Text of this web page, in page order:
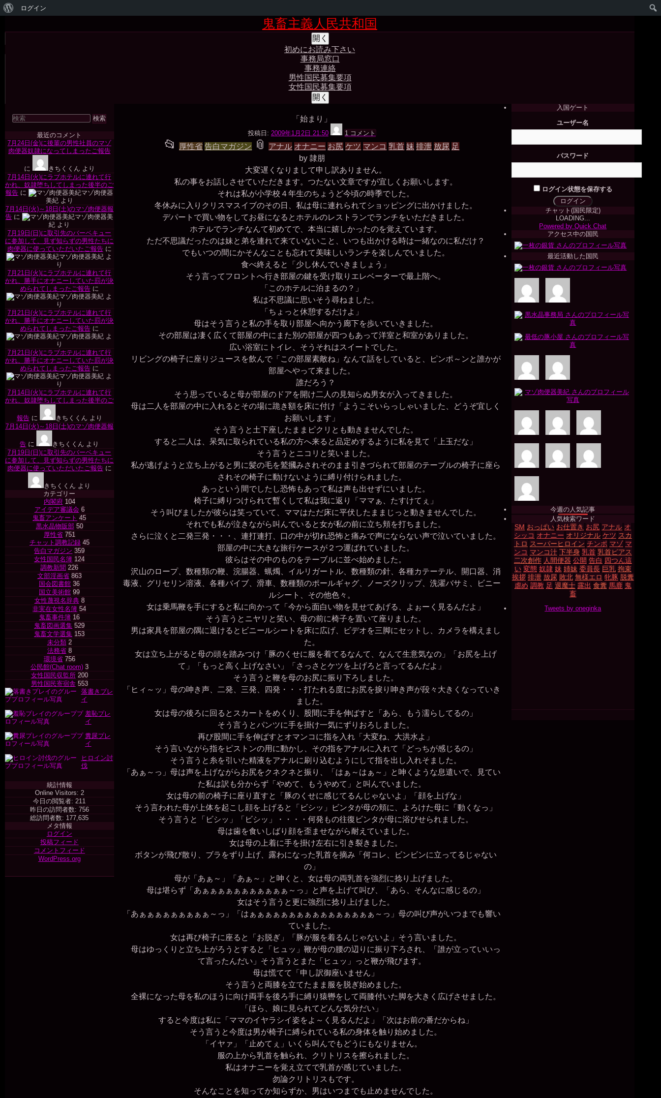
WordPress
ログイン
コ
ン
ン
ツ
へ
ス
キ
鬼畜主義人民共和国
Shrunk
Expand
イ
ン
シ
開く
初めにお読み下さい
事務局窓口
事務連絡
男性国民募集要項
女性国民募集要項
開く
「始まり」
投稿日: 2009年1月2日 21:50
朋1 コメント
📂 投
グ
ル
ー
プ
厚性省 告白マガジン 📎 タ
アナル オナニー お尻 ケツ マンコ 乳首 妹 排泄 放尿 足
by 隷朋
大変遅くなりまして申し訳ありません。
私の事をお話しさせていただきます。つたない文章ですが宜しくお願いします。
それは私が小学校４年生のちょうど今頃の時季でした。
冬休みに入りクリスマスイブのその日、私は母に連れられてショッピングに出かけました。
デパートで買い物をしてお昼になるとホテルのレストランでランチをいただきました。
ホテルでランチなんて初めてで、本当に嬉しかったのを覚えています。
ただ不思議だったのは妹と弟を連れて来ていないこと、いつも出かける時は一緒なのに私だけ？
でもいつの間にかそんなことも忘れて美味しいランチを楽しんでいました。
食べ終えると「少し休んでいきましょう」
そう言ってフロントへ行き部屋の鍵を受け取りエレベーターで最上階へ。
「このホテルに泊まるの？」
私は不思議に思いそう尋ねました。
「ちょっと休憩するだけよ」
母はそう言うと私の手を取り部屋へ向かう廊下を歩いていきました。
その部屋は凄く広くて部屋の中にまた別の部屋が四つもあって洋室と和室がありました。
広い浴室にトイレ、そうそれはスイートでした。
リビングの椅子に座りジュースを飲んで「この部屋素敵ね」なんて話をしていると、ピンポ～ンと誰かが
部屋へやって来ました。
誰だろう？
そう思っていると母が部屋のドアを開け二人の見知らぬ男女が入ってきました。
母は二人を部屋の中に入れるとその場に跪き額を床に付け「ようこそいらっしゃいました、どうぞ宜しく
お願いします」
そう言うと土下座したままピクリとも動きませんでした。
すると二人は、呆気に取られている私の方へ来ると品定めするように私を見て「上玉だな」
そう言うとニコリと笑いました。
私が逃げようと立ち上がると男に髪の毛を鷲摑みされそのまま引きづられて部屋のテーブルの椅子に座ら
されその椅子に動けないように縛り付けられました。
あっという間でしたし恐怖もあって私は声も出せずにいました。
椅子に縛りつけられて暫くして私は我に返り「ママぁ、たすけてぇ」
そう叫びましたが彼らは笑っていて、ママはただ床に平伏したままじっと動きませんでした。
それでも私が泣きながら叫んでいると女が私の前に立ち頬を打ちました。
さらに泣くと二発三発・・・、連打連打、口の中が切れ恐怖と痛みで声にならない声で泣いていました。
部屋の中に大きな旅行ケースが２つ運ばれていました。
彼らはその中のものをテーブルに並べ始めました。
沢山のロープ、数種類の鞭、浣腸器、蝋燭、イルリガートル、数種類の針、各種カテーテル、開口器、消
毒液、グリセリン溶液、各種バイブ、滑車、数種類のポールギャグ、ノーズクリップ、洗濯バサミ、ビニー
ルシート、その他色々。
女は乗馬鞭を手にすると私に向かって「今から面白い物を見せてあげる、よぉーく見るんだよ」
そう言うとニヤリと笑い、母の前に椅子を置いて座りました。
男は家具を部屋の隅に退けるとビニールシートを床に広げ、ビデオを三脚にセットし、カメラを構えまし
た。
女は立ち上がると母の頭を踏みつけ「豚のくせに服を着てるなんて、なんて生意気なの」「お尻を上げ
て」「もっと高く上げなさい」「さっさとケツを上げろと言ってるんだよ」
そう言うと鞭を母のお尻に振り下ろしました。
「ヒィ～ッ」母の呻き声、二発、三発、四発・・・打たれる度にお尻を捩り呻き声が段々大きくなっていき
ました。
女は母の後ろに回るとスカートをめくり、股間に手を伸ばすと「あら、もう濡らしてるの」
そう言うとパンツに手を掛け一気にずりおろしました。
再び股間に手を伸ばすとオマンコに指を入れ「大変ね、大洪水よ」
そう言いながら指をピストンの用に動かし、その指をアナルに入れて「どっちが感じるの」
そう言うと糸を引いた精液をアナルに刷り込むようにして指を出し入れそました。
「あぁ～っ」母は声を上げながらお尻をクネクネと振り、「はぁ～はぁ～」と呻くような息遣いで、見てい
た私は訳も分からず「やめて、もうやめて」と叫んでいました。
女は母の前の椅子に座り直すと「豚のくせに感じてるんじゃないよ」「顔を上げな」
そう言われた母が上体を起こし顔を上げると「ビシッ」ビンタが母の頬に、よろけた母に「動くなっ」
そう言うと「ビシッ」「ビシッ」・・・・何発もの往復ビンタが母に浴びせられました。
母は歯を食いしばり顔を歪ませながら耐えていました。
女は母の上着に手を掛け左右に引き裂きました。
ボタンが飛び散り、ブラをずり上げ、露わになった乳首を摘み「何コレ、ビンビンに立ってるじゃない
の」
母が「あぁ～」「あぁ～」と呻くと、女は母の両乳首を強烈に捻り上げました。
母は堪らず「あぁぁぁぁぁぁぁぁぁぁぁ～っ」と声を上げて叫び、「あら、そんなに感じるの」
女はそう言うと更に強烈に捻り上げました。
「あぁぁぁぁぁぁぁぁぁ～っ」「はぁぁぁぁぁぁぁぁぁぁぁぁぁぁぁぁ～っ」母の叫び声がいつまでも響い
ていました。
女は再び椅子に座ると「お脱ぎ」「豚が服を着るんじゃないよ」そう言いました。
母はゆっくりと立ち上がろうとすると「ヒュッ」鞭が母の腰の辺りに振り下ろされ、「誰が立っていいっ
て言ったんだい」そう言うとまた「ヒュッ」っと鞭が飛びます。
母は慌てて「申し訳御座いません」
そう言うと両膝を立てたまま服を脱ぎ始めました。
全裸になった母を私のほうに向け両手を後ろ手に縛り猿轡をして両膝付いた脚を大きく広げさせました。
「ほら、娘に見られてどんな気分だい」
すると今度は私に「ママのイヤラシイ姿をよ～く見るんだよ」「次はお前の番だからね」
そう言うと今度は男が椅子に縛られている私の身体を触り始めました。
「イヤァ」「止めてぇ」いくら叫んでもどうにもなりません。
服の上から乳首を触られ、クリトリスを擦られました。
私はオナニーを覚え立てで乳首が感じていました。
勿論クリトリスもです。
そんなことを知ってか知らずか、男はいつまでも止めませんでした。
入国ゲート
ユーザー名
パスワード
ログイン状態を保存する
チャット(国民限定)
LOADING...
Powered by Quick Chat
アクセス中の国民
最近活動した国民
今週の人気記事
人気検索ワード
SM おっぱい お仕置き お尻 アナル オ
シッコ オナニー オリジナル ケツ スカ
トロ スーパーヒロイン チンポ マゾ マ
ンコ マンコ汁 下半身 乳首 乳首ピアス
二次創作 人間便器 公開 告白 四つん這
い 変態 奴隷 妹 姉妹 委員長 巨乳 拘束
挨拶 排泄 放尿 敗北 無様エロ 牝豚 脱糞
虐め 調教 足 退魔士 露出 食糞 馬鹿 鬼
畜
Tweets by oneginka
検
象:
最近のコメント
7月24日(金)に後輩の男性社員のマゾ
肉便器奴隷になってしまったご報告
に きちくくん より
7月14日(火)にラブホテルに連れて行
かれ、奴隷堕ちしてしまった後半のご
報告 に
マゾ肉便器
美紀より
7月14日(火)～18日(土)のマゾ肉便器報
告 に
マゾ肉便器美
紀 より
7月19日(日)に取引先のバーベキュー
に参加して、見ず知らずの男性たちに
肉便器に使っていただいたご報告に
マゾ肉便器美紀 よ
り
7月21日(火)にラブホテルに連れて行
かれ、勝手にオナニーしていた罰が決
められてしまったご報告に
マゾ肉便器美紀 よ
り
7月21日(火)にラブホテルに連れて行
かれ、勝手にオナニーしていた罰が決
められてしまったご報告に
マゾ肉便器美紀 よ
り
7月21日(火)にラブホテルに連れて行
かれ、勝手にオナニーしていた罰が決
められてしまったご報告に
マゾ肉便器美紀 よ
り
7月14日(火)にラブホテルに連れて行
かれ、奴隷堕ちしてしまった後半のご
報告に きちくくん より
7月14日(火)～18日(土)のマゾ肉便器報
告 に きちくくん より
7月19日(日)に取引先のバーベキュー
に参加して、見ず知らずの男性たちに
肉便器に使っていただいたご報告に
きちくくん より
カテゴリー
内閣府 104
アイデア審議会 6
鬼畜アンケート 45
黒水晶物販部 50
厚性省 751
チャット調教記録 45
告白マガジン 359
女性国民名簿 124
調教新聞 226
文部淫画省 863
国会図書館 36
国立美術館 99
女性蔑視名辞典 8
非実在女性名簿 54
鬼畜事件簿 16
鬼畜図画選集 529
鬼畜文学選集 153
未分類 2
法務省 8
環境省 756
公民館(Chat room) 3
女性国民収監所 200
男性国民寄宿舎 553
落書きプレ
イ
羞恥プレ
イ
糞尿プレ
イ
ヒロイン討
伐
統計情報
Online Visitors: 2
今日の閲覧者:211
昨日の訪問者数: 756
総訪問者数: 177,635
メタ情報
ログイン
投稿フィード
コメントフィード
WordPress.org